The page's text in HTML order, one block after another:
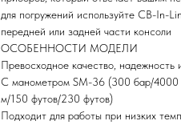
для погружений используйте CB-In-
передней или задней части консоли
ОСОБЕННОСТИ МОДЕЛИ
Превосходное качество, надежность
С манометром SM-36 (300 бар/4000
м/150 футов/230 футов)
Подходит для работы при низких